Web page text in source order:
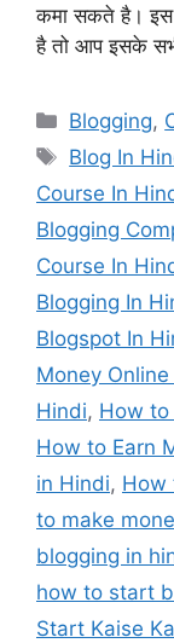
कमा सकते है।
है तो आप इसके
Categories
Blogging,
Tags
Blog In
Course In
Blogging
Course In
Blogging In
Blogspot In
Money
Hindi, How to
How to Earn
in Hindi, How
to make
blogging in
how to start
Start Kaise